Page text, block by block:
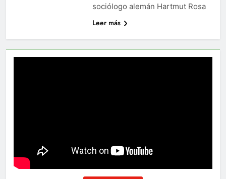
sociólogo alemán Hartmut Rosa
Leer más